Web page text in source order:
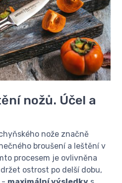
nožů. Účel a
nože značně
broušení a leštění v
procesem je ovlivněna
ostrost po delší dobu,